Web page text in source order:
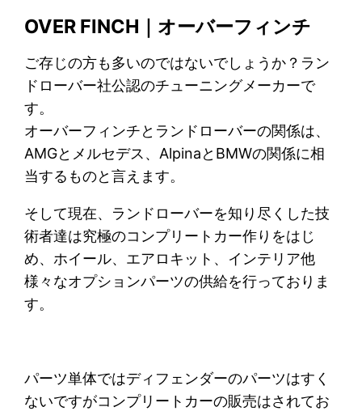
OVER FINCH｜オーバーフィンチ
ご存じの方も多いのではないでしょうか？ラン
ドローバー社公認のチューニングメーカーで
す。
オーバーフィンチとランドローバーの関係は、
AMGとメルセデス、AlpinaとBMWの関係に相
当するものと言えます。
そして現在、ランドローバーを知り尽くした技
術者達は究極のコンプリートカー作りをはじ
め、ホイール、エアロキット、インテリア他
様々なオプションパーツの供給を行っておりま
す。
パーツ単体ではディフェンダーのパーツはすく
ないですがコンプリートカーの販売はされてお